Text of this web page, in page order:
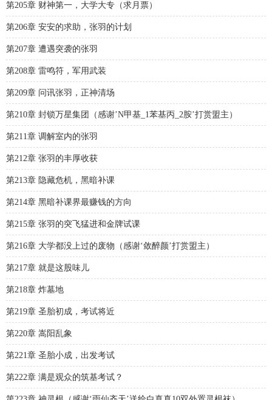
第205章 财神第一，大学大专（求月票）
第206章 安安的求助，张羽的计划
第207章 遭遇突袭的张羽
第208章 雷鸣符，军用武装
第209章 问讯张羽，正神清场
第210章 封锁万星集团（感谢’N甲基_1苯基丙_2胺’打赏盟主）
第211章 调解室内的张羽
第212章 张羽的丰厚收获
第213章 隐藏危机，黑暗补课
第214章 黑暗补课界最赚钱的方向
第215章 张羽的突飞猛进和金牌试课
第216章 大学都没上过的废物（感谢‘敛醉颜’打赏盟主）
第217章 就是这股味儿
第218章 炸墓地
第219章 圣胎初成，考试将近
第220章 嵩阳乱象
第221章 圣胎小成，出发考试
第222章 满是观众的筑基考试？